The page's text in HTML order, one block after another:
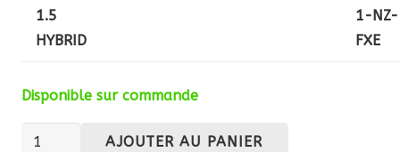
1.5
HYBRID
1-NZ-
FXE
Disponible sur commande
quantité
AJOUTER AU PANIER